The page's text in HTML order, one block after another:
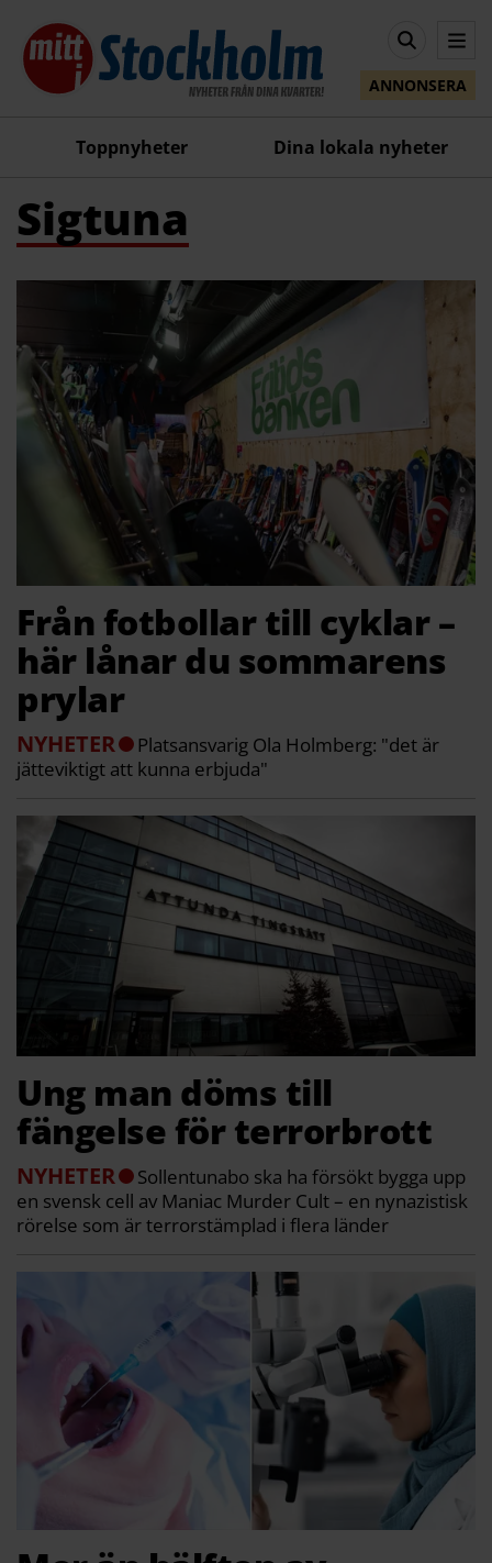
ANNONSERA
Toppnyheter Dina lokala nyheter
Sigtuna
Från fotbollar till cyklar –
här lånar du sommarens
prylar
NYHETER
Platsansvarig Ola Holmberg: "det är
jätteviktigt att kunna erbjuda"
Ung man döms till
fängelse för terrorbrott
NYHETER
Sollentunabo ska ha försökt bygga upp
en svensk cell av Maniac Murder Cult – en nynazistisk
rörelse som är terrorstämplad i flera länder